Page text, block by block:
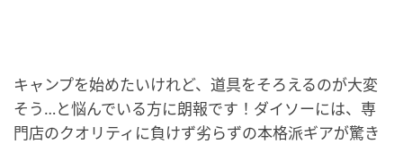
キャンプを始めたいけれど、道具をそろえるのが大変
そう…と悩んでいる方に朗報です！ダイソーには、専
門店のクオリティに負けず劣らずの本格派ギアが驚き